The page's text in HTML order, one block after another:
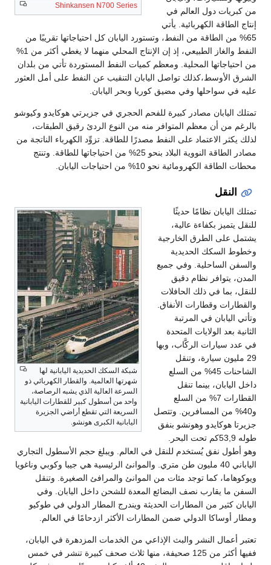
Shinkansen N700 Series
من كبريات دول العالم في
إنتاج الطاقة الكهربائية. يأتي
65% من الطاقة من النفط، وتستورد اليابان كل احتياجاتها تقريبًا من
النفط والغاز الطبيعي، إذ إن الإنتاج المحلي منهما لا يغطي أكثر من 1%
من احتياجاتها المحلية. ومعظم كميات النفط المستوردة تأتي من بلدان
الشرق الأوسط،كذلك تواصل اليابان التنقيب عن النفط على أمل العثور
عليه في سواحلها وفي مضيق كوريا وبحر اليابان.
تمتلك اليابان مصادر كبيرة للفحم الحجري في جزيرتي هوكايدو وكيوشو
بالرغم من أن معظم المتوافر منه من النوع الردئ رقيق الطبقات،
لذلك يكثر الاعتماد على النفط مصدرًا للطاقة. تزوِّد الكهرباء الناتجة من
مصادر الطاقة النووية البلاد بنحو 25% من احتياجاتها للطاقة. وتنتج
محطات الطاقة الكهرومائية نحو 10% من احتياجات اليابان.
النقل
شبكة السكك الحديدية اليابانية لها
شهرتها العالمية. والقطار الكهربائي ذو
السرعة العالية الذي يشبه الرصاصة،
واحد من أسطول كبير للقطارات اليابانية
السريعة التي تقطع أراضي الجزيرة
اليابانية الكبرى هونشو.
تمتلك اليابان نظامًا حديثًا
للنقل يتميز بكفاءة عالية،
يشتمل على الطرق الخارجية
وخطوط السكك الحديدية
والسفن الساحلية. وفي جميع
المدن، يتوافر نظام دقيق
للنقل، بما في ذلك الحافلات
والقطارات وقطارات الأنفاق.
وتأتي اليابان في المرتبة
الثانية بعد الولايات المتحدة
في عدد سيارات الركَّاب، وبها
29 مليون سيارة، وتنقل
الشاحنات 45% من السلع
داخل اليابان، بينما تنقل
القطارات 7% من السلع
و40% من المسافرين. وتتصل
جزيرتا هوكايدو وهونشو بنفق
طوله 53,9كم تحت البحر.
وهو أطول نفق يُستخدم للنقل في العالم. ويبلغ حجم الأسطول التجاري
الياباني 40 مليون طن متري. والموانئ الرئيسية هي جيبا وكوبي وناغويا
ويوكوهاما، كما توجد مئات من الموانئ والمرافئ الصغيرة. وتنقل
السفن ما يقارب نصف البضائع المعدة للشحن داخل اليابان. وفي
اليابان كثير من المطارات الحديثة ويندرج المطار الدولي في طوكيو
ومطار أوساكا الدولي ضمن المطارات الأكثر ازدحامًا في العالم.
تعتبر أعمال النشر والبث الإذاعي من الخدمات المزدهرة في اليابان،
ففيها أكثر من 125 صحيفة، منها ثلاث صحف كبيرة تنشر في خمس